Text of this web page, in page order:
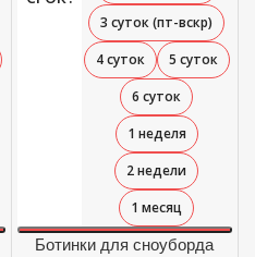
3 суток (пт-вскр)
4 суток
5 суток
6 суток
1 неделя
2 недели
1 месяц
Ботинки для сноуборда